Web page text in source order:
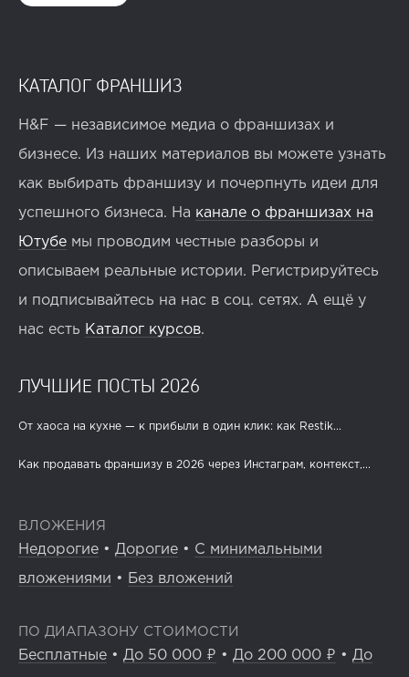
КАТАЛОГ ФРАНШИЗ
H&F — независимое медиа о франшизах и
бизнесе. Из наших материалов вы можете узнать
как выбирать франшизу и почерпнуть идеи для
успешного бизнеса. На канале о франшизах на
Ютубе мы проводим честные разборы и
описываем реальные истории. Регистрируйтесь
и подписывайтесь на нас в соц. сетях. А ещё у
нас есть Каталог курсов.
ЛУЧШИЕ ПОСТЫ 2026
От хаоса на кухне — к прибыли в один клик: как Restik...
Как продавать франшизу в 2026 через Инстаграм, контекст,...
ВЛОЖЕНИЯ
Недорогие • Дорогие • С минимальными
вложениями • Без вложений
ПО ДИАПАЗОНУ СТОИМОСТИ
Бесплатные • До 50 000 ₽ • До 200 000 ₽ • До